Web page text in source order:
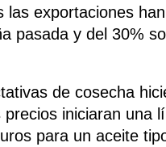
las exportaciones
pasada y del 30%
de cosecha
iniciaran una
para un aceite